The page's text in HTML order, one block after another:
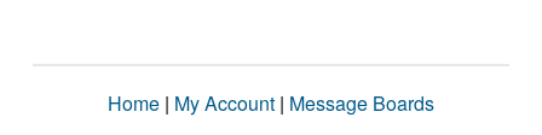
Home | My Account | Message Boards